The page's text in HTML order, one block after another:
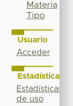
Materia
Tipo
Usuario
Acceder
Estadísticas
Estadísticas
de uso